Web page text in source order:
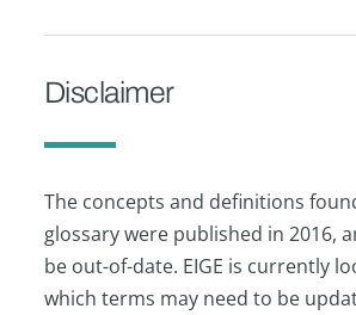
Disclaimer
The concepts and definitions
glossary were published in 2016,
be out-of-date. EIGE is currently
which terms may need to be